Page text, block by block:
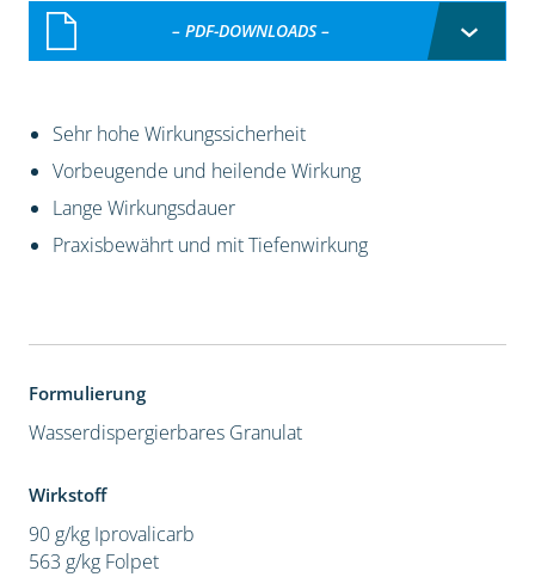
– PDF-DOWNLOADS –
Sehr hohe Wirkungssicherheit
Vorbeugende und heilende Wirkung
Lange Wirkungsdauer
Praxisbewährt und mit Tiefenwirkung
Formulierung
Wasserdispergierbares Granulat
Wirkstoff
90 g/kg Iprovalicarb
563 g/kg Folpet